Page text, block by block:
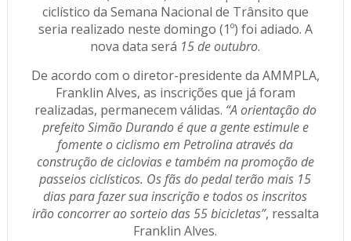
ciclístico da Semana Nacional de Trânsito que
seria realizado neste domingo (1º) foi adiado. A
nova data será 15 de outubro.
De acordo com o diretor-presidente da AMMPLA,
Franklin Alves, as inscrições que já foram
realizadas, permanecem válidas. “A orientação do
prefeito Simão Durando é que a gente estimule e
fomente o ciclismo em Petrolina através da
construção de ciclovias e também na promoção de
passeios ciclísticos. Os fãs do pedal terão mais 15
dias para fazer sua inscrição e todos os inscritos
irão concorrer ao sorteio das 55 bicicletas”, ressalta
Franklin Alves.